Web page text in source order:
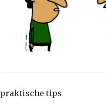
praktische tips